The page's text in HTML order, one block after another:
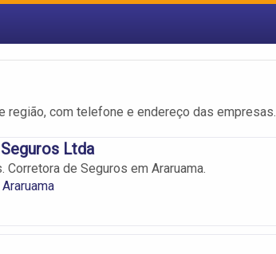
região, com telefone e endereço das empresas.
Ltda
de Seguros em Araruama.